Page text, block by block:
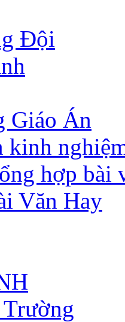
Đội
Giáo Án
kinh
hợp bài
Văn Hay